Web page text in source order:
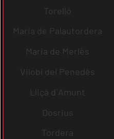
Torelló
Maria de Palautordera
Maria de Merlès
Vilobí del Penedès
Lliçà d´Amunt
Dosrius
Tordera